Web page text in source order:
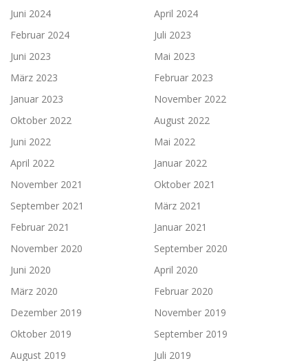
Juni 2024
April 2024
Februar 2024
Juli 2023
Juni 2023
Mai 2023
März 2023
Februar 2023
Januar 2023
November 2022
Oktober 2022
August 2022
Juni 2022
Mai 2022
April 2022
Januar 2022
November 2021
Oktober 2021
September 2021
März 2021
Februar 2021
Januar 2021
November 2020
September 2020
Juni 2020
April 2020
März 2020
Februar 2020
Dezember 2019
November 2019
Oktober 2019
September 2019
August 2019
Juli 2019